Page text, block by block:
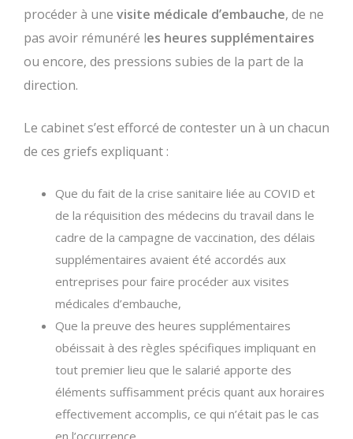
procéder à une visite médicale d’embauche, de ne
pas avoir rémunéré les heures supplémentaires
ou encore, des pressions subies de la part de la
direction.
Le cabinet s’est efforcé de contester un à un chacun
de ces griefs expliquant :
Que du fait de la crise sanitaire liée au COVID et
de la réquisition des médecins du travail dans le
cadre de la campagne de vaccination, des délais
supplémentaires avaient été accordés aux
entreprises pour faire procéder aux visites
médicales d’embauche,
Que la preuve des heures supplémentaires
obéissait à des règles spécifiques impliquant en
tout premier lieu que le salarié apporte des
éléments suffisamment précis quant aux horaires
effectivement accomplis, ce qui n’était pas le cas
en l’occurrence,